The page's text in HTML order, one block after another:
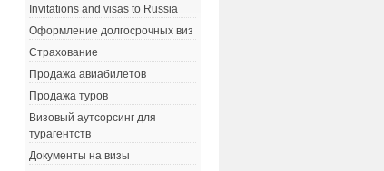
Invitations and visas to Russia
Оформление долгосрочных виз
Страхование
Продажа авиабилетов
Продажа туров
Визовый аутсорсинг для
турагентств
Документы на визы